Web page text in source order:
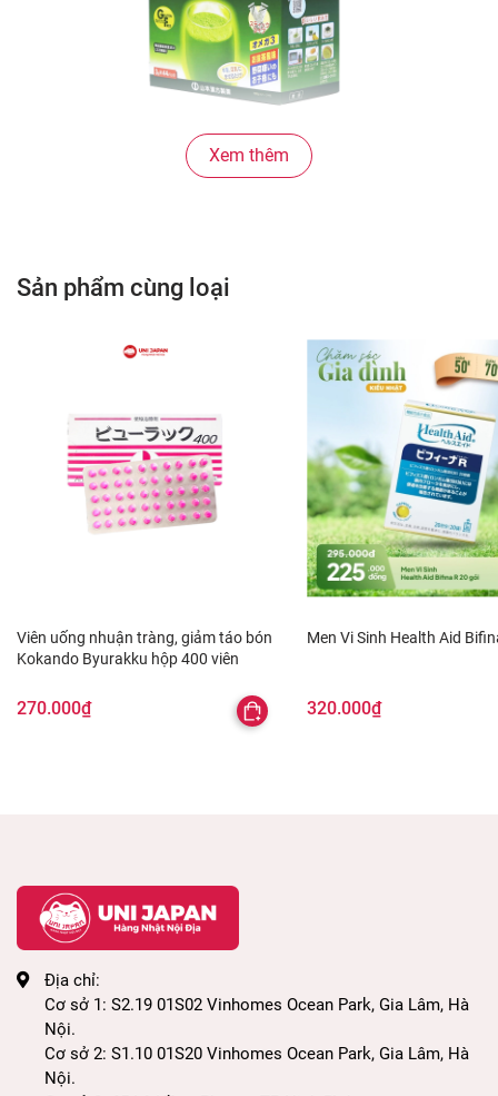
Tăng cường sức khỏe,sức đề kháng cho cơ thể
mà cơ thể thiếu hụt,
Làm đẹp da,chống lão,thải độc tố ra ngoài cơ
thể
Phòng chống ung thu,hỗ trợ điều trị các bệnh
đường ruột,mụn nhọ
Hỗ trợ tiêu hóa bằng cách cải thiện việc sản
xuất axit hydrochloric trong dạ dày nhơ bổ
xung natri hữu cơ
Xem thêm
Sản phẩm cùng loại
Viên uống nhuận tràng, giảm táo bón
Kokando Byurakku hộp 400 viên
270.000₫
Men Vi Sinh Health Aid
320.000₫
Địa chỉ:
Cơ sở 1: S2.19 01S02 Vinhomes Ocean Park, Gia Lâm, Hà
Nội.
Cơ sở 2: S1.10 01S20 Vinhomes Ocean Park, Gia Lâm, Hà
Nội.